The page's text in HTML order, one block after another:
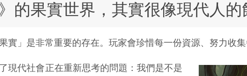
》的果實世界，其實很像現代人
實」是非常重要的存在。玩家會珍惜每一份資源、努力收集
現代社會正在重新思考的問題：我們是不是